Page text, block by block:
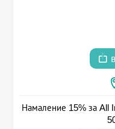
Намаление 15% за All